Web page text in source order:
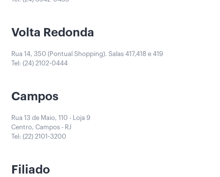
Volta Redonda
Rua 14, 350 (Pontual Shopping). Salas 417,418 e 419
Tel: (24) 2102-0444
Campos
Rua 13 de Maio, 110 - Loja 9
Centro, Campos - RJ
Tel: (22) 2101-3200
Filiado